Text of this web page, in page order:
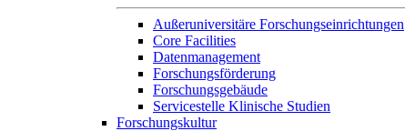
Außeruniversitäre Forschungseinrichtungen
Core Facilities
Datenmanagement
Forschungsförderung
Forschungsgebäude
Servicestelle Klinische Studien
Forschungskultur